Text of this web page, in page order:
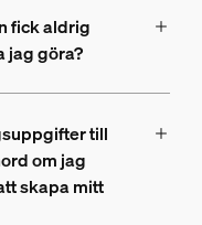
fick aldrig
jag göra?
till
om jag
skapa mitt